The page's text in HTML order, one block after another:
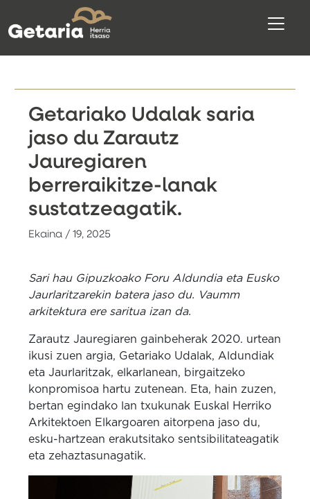
Getariako Udalak saria
jaso du Zarautz
Jauregiaren
berreraikitze-lanak
sustatzeagatik.
Ekaina / 19, 2025
Sari hau Gipuzkoako Foru Aldundia eta Eusko
Jaurlaritzarekin batera jaso du. Vaumm
arkitektura ere saritua izan da.
Zarautz Jauregiaren gainbeherak 2020. urtean
ikusi zuen argia, Getariako Udalak, Aldundiak
eta Jaurlaritzak, elkarlanean, birgaitzeko
konpromisoa hartu zutenean. Eta, hain zuzen,
bertan egindako lan txukunak Euskal Herriko
Arkitektoen Elkargoaren aitorpena jaso du,
esku-hartzean erakutsitako sentsibilitateagatik
eta zehaztasunagatik.